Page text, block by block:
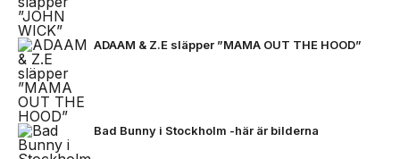
ADAAM & Z.E släpper ”MAMA OUT THE HOOD”
Bad Bunny i Stockholm -här är bilderna